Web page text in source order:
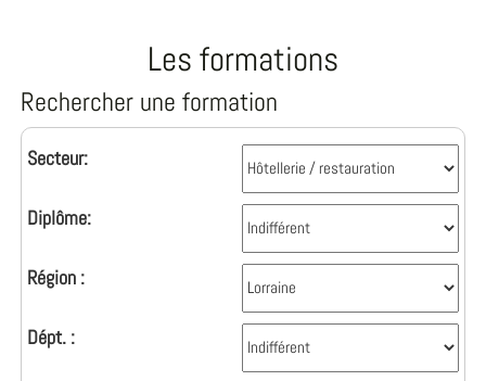
Les formations
Rechercher une formation
Secteur:
Diplôme:
Région :
Dépt. :